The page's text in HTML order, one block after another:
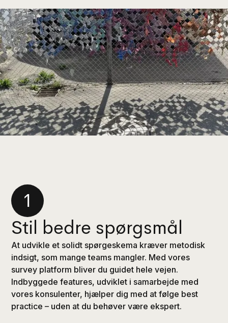
1
Stil bedre spørgsmål
At udvikle et solidt spørgeskema kræver metodisk
indsigt, som mange teams mangler. Med vores
survey platform bliver du guidet hele vejen.
Indbyggede features, udviklet i samarbejde med
vores konsulenter, hjælper dig med at følge best
practice – uden at du behøver være ekspert.